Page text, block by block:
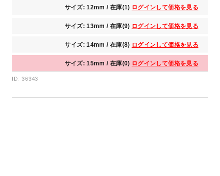
サイズ: 12mm / 在庫(1) ログインして価格を見る
サイズ: 13mm / 在庫(9) ログインして価格を見る
サイズ: 14mm / 在庫(8) ログインして価格を見る
サイズ: 15mm / 在庫(0) ログインして価格を見る
ID: 36343